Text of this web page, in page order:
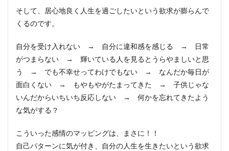
そして、居心地良く人生を過ごしたいという欲求が膨らんで
くるのです。
自分を受け入れない → 自分に違和感を感じる → 日常
がつまらない → 輝いている人を見るとうらやましいと思
う → でも不幸せってわけでもない → なんだか毎日が
面白くない → もやもやがたまってきた → 子供じゃな
いんだからいちいち反応しない → 何かを忘れてきたよう
な気がする？
こういった感情のマッピングは、まさに！！
自己パターンに気が付き、自分の人生を生きたいという欲求